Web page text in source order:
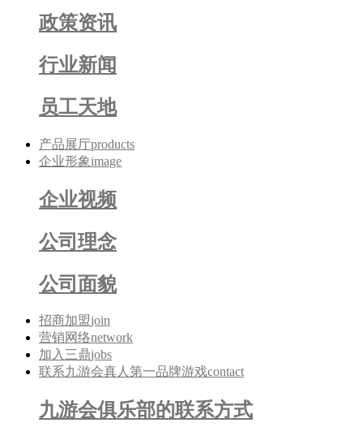
政策资讯
行业新闻
员工天地
产品展厅products
企业形象image
企业视频
公司理念
公司面貌
招商加盟join
营销网络network
加入三鼎jobs
联系九游会真人第一品牌游戏contact
九游会俱乐部的联系方式